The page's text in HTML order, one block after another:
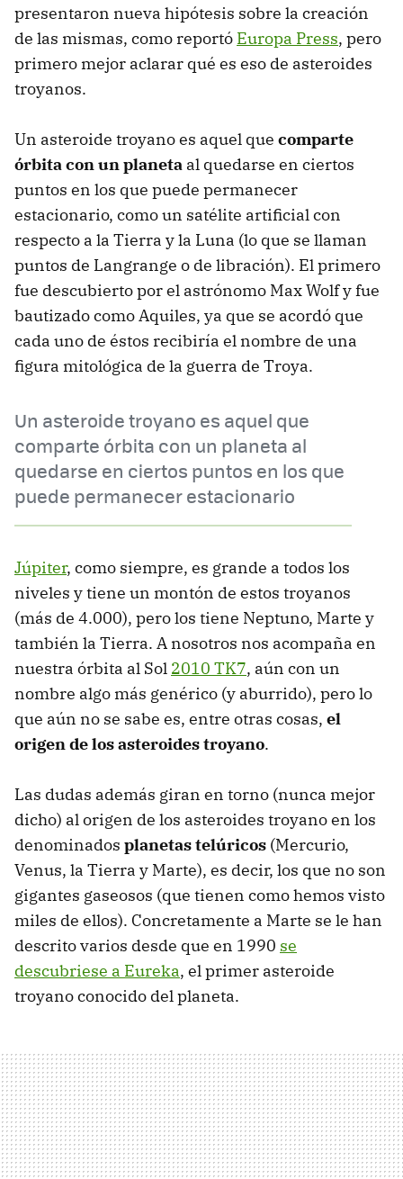
presentaron nueva hipótesis sobre la creación
de las mismas, como reportó Europa Press, pero
primero mejor aclarar qué es eso de asteroides
troyanos.
Un asteroide troyano es aquel que comparte
órbita con un planeta al quedarse en ciertos
puntos en los que puede permanecer
estacionario, como un satélite artificial con
respecto a la Tierra y la Luna (lo que se llaman
puntos de Langrange o de libración). El primero
fue descubierto por el astrónomo Max Wolf y fue
bautizado como Aquiles, ya que se acordó que
cada uno de éstos recibiría el nombre de una
figura mitológica de la guerra de Troya.
Un asteroide troyano es aquel que
comparte órbita con un planeta al
quedarse en ciertos puntos en los que
puede permanecer estacionario
Júpiter, como siempre, es grande a todos los
niveles y tiene un montón de estos troyanos
(más de 4.000), pero los tiene Neptuno, Marte y
también la Tierra. A nosotros nos acompaña en
nuestra órbita al Sol 2010 TK7, aún con un
nombre algo más genérico (y aburrido), pero lo
que aún no se sabe es, entre otras cosas, el
origen de los asteroides troyano.
Las dudas además giran en torno (nunca mejor
dicho) al origen de los asteroides troyano en los
denominados planetas telúricos (Mercurio,
Venus, la Tierra y Marte), es decir, los que no son
gigantes gaseosos (que tienen como hemos visto
miles de ellos). Concretamente a Marte se le han
descrito varios desde que en 1990 se
descubriese a Eureka, el primer asteroide
troyano conocido del planeta.